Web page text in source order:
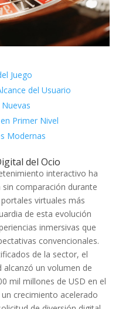
Juego
del Usuario
Primer Nivel
Modernas
del Ocio
interactivo ha
comparación durante
virtuales más
de esta evolución
inmersivas que
convencionales.
de la sector, el
un volumen de
mil millones de USD en el
crecimiento acelerado